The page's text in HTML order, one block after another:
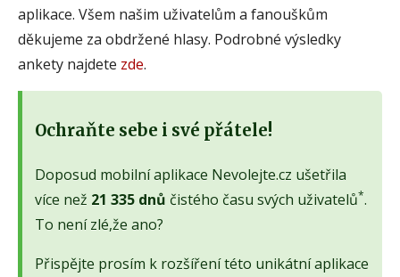
aplikace. Všem našim uživatelům a fanouškům
děkujeme za obdržené hlasy. Podrobné výsledky
ankety najdete zde.
Ochraňte sebe i své přátele!
Doposud mobilní aplikace Nevolejte.cz ušetřila
více než 21 335 dnů čistého času svých uživatelů*.
To není zlé,že ano?
Přispějte prosím k rozšíření této unikátní aplikace